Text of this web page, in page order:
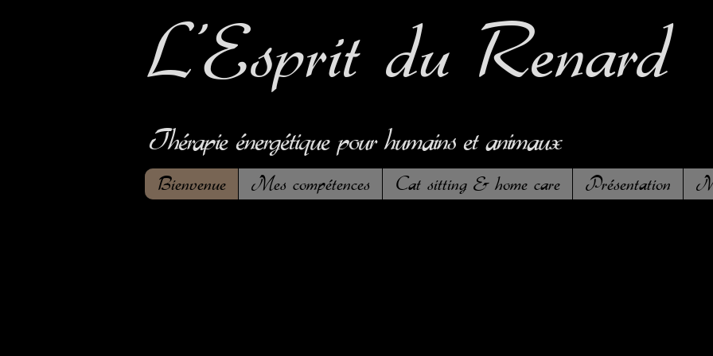
L'Espritdu Renard
Thérapie énergétique pour humains et animaux
Bienvenue Mes compétences Cat sitting & home care Présentation